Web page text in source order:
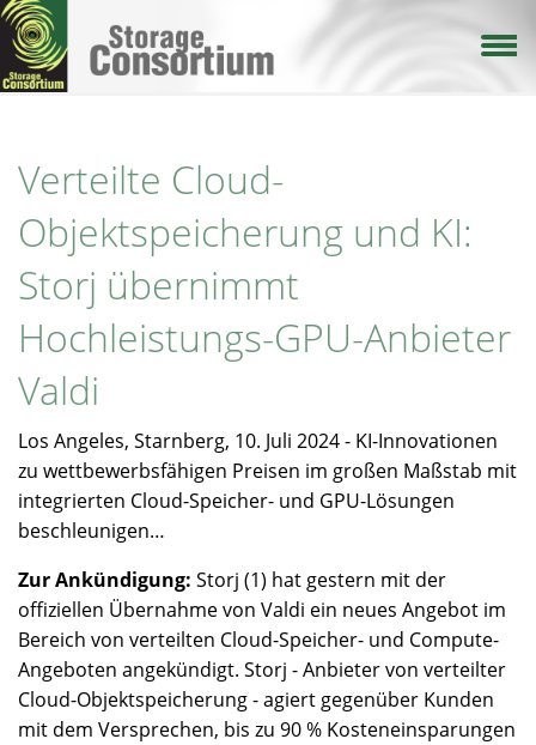
Direkt
zum
Inhalt
Verteilte Cloud-
Objektspeicherung und KI:
Storj übernimmt
Hochleistungs-GPU-Anbieter
Valdi
Los Angeles, Starnberg, 10. Juli 2024 - KI-Innovationen
zu wettbewerbsfähigen Preisen im großen Maßstab mit
integrierten Cloud-Speicher- und GPU-Lösungen
beschleunigen…
Zur Ankündigung: Storj (1) hat gestern mit der
offiziellen Übernahme von Valdi ein neues Angebot im
Bereich von verteilten Cloud-Speicher- und Compute-
Angeboten angekündigt. Storj - Anbieter von verteilter
Cloud-Objektspeicherung - agiert gegenüber Kunden
mit dem Versprechen, bis zu 90 % Kosteneinsparungen